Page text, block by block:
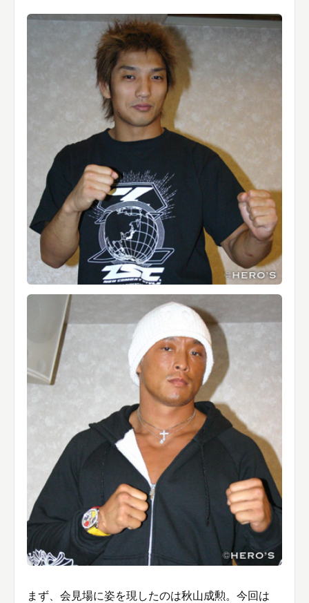
まず、会見場に姿を現したのは秋山成勲。今回は